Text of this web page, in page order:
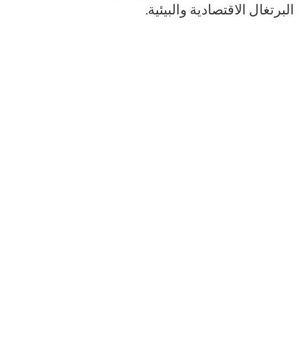
البرتغال الاقتصادية والبيئية.